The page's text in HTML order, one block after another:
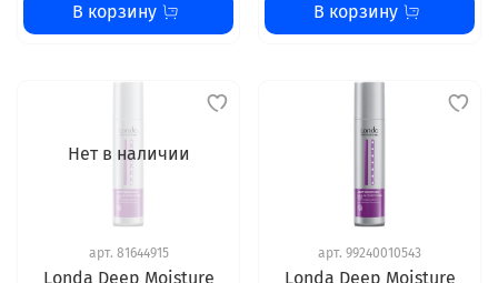
В корзину В корзину
Нет в наличии
арт. 81644915
Londa Deep Moisture
арт. 99240010543
Londa Deep Moisture